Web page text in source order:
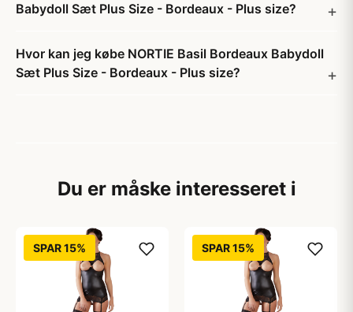
Babydoll Sæt Plus Size - Bordeaux - Plus size?
Hvor kan jeg købe NORTIE Basil Bordeaux Babydoll
Sæt Plus Size - Bordeaux - Plus size?
Du er måske interesseret i
SPAR 15% SPAR 15%